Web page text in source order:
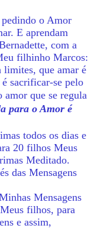
o Amor
E aprendam
com a
filhinho Marcos:
limites, que amar é
sacrificar-se pelo
amor que se regula
para o Amor é
todos os dias e
20 filhos Meus
Meditado.
das Mensagens
Mensagens
filhos, para
e assim,